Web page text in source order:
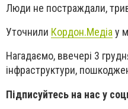
Люди не постраждали,
Уточнили Кордон.Медіа у
Нагадаємо, ввечері 3
інфраструктури,
Підписуйтесь на нас у